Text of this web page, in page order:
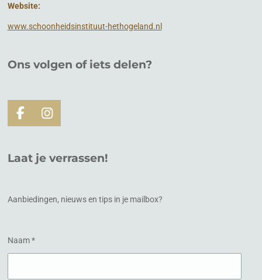
Website:
www.schoonheidsinstituut-hethogeland.nl
Ons volgen of iets delen?
F
a
e
b
k
I
n
t
a
a
Laat je verrassen!
Aanbiedingen, nieuws en tips in je mailbox?
Naam *